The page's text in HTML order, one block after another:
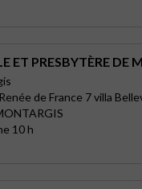
ET PRESBYTÈRE DE
de France 7 villa
10 h